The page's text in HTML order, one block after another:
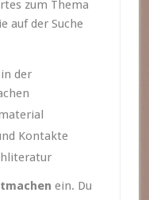
zum Thema
auf der Suche
der
Kontakte
ein. Du